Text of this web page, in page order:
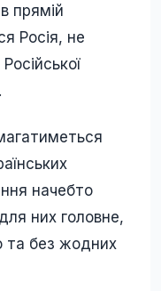
прямій
Росія, не
начебто
них головне,
та без жодних